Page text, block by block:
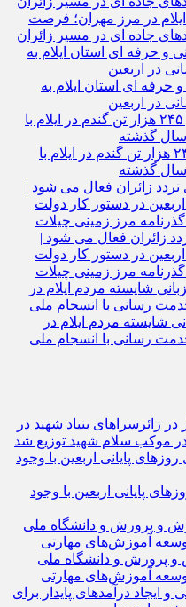
در مرز مهران؛ فرصت‌
جاده‌ ای در مسیر زائران
ای استان ایلام به‌
در اربعین
تحقق خرید تضمینی بیش از ۲۴۵ هزار تن گندم در ایلام با
برای تردد زائران فعال می‌ شود |
در دستور کار دولت
مرز زمینی چیلات
شایسته مردم ایلام در
خدمت‌ رسانی با انسجام ملی
نفر ایثارگر در زائرسراهای بنیاد شهید در
پایانی اربعین با وجود
پرورش و دانشگاه ملی
آموزش‌های مهارتی